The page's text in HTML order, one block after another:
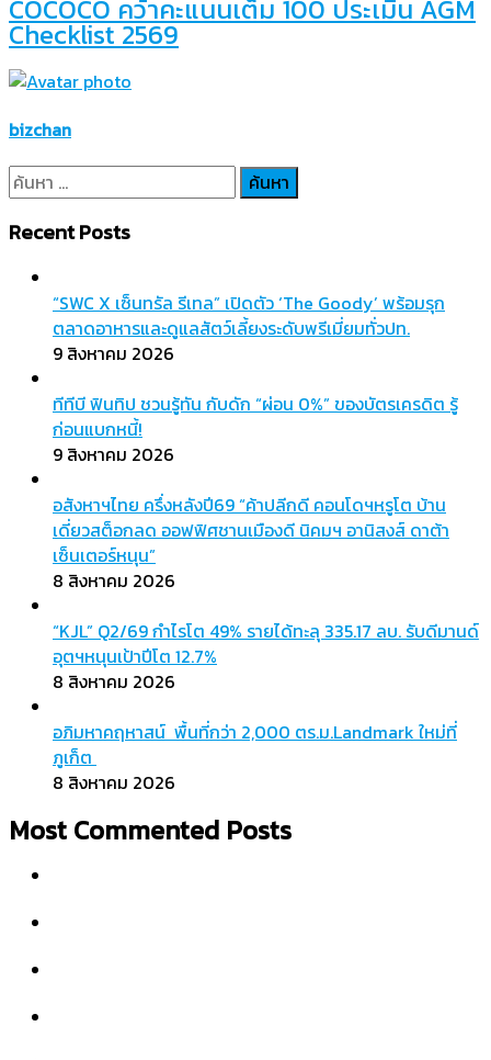
COCOCO คว้าคะแนนเต็ม 100 ประเมิน AGM
Checklist 2569
bizchan
ค้นหา
สำหรับ:
Recent Posts
“SWC X เซ็นทรัล รีเทล” เปิดตัว ‘The Goody’ พร้อมรุก
ตลาดอาหารและดูแลสัตว์เลี้ยงระดับพรีเมี่ยมทั่วปท.
9 สิงหาคม 2026
ทีทีบี ฟินทิป ชวนรู้ทัน กับดัก “ผ่อน 0%” ของบัตรเครดิต รู้
ก่อนแบกหนี้!
9 สิงหาคม 2026
อสังหาฯไทย ครึ่งหลังปี69 “ค้าปลีกดี คอนโดฯหรูโต บ้าน
เดี่ยวสต็อกลด ออฟฟิศชานเมืองดี นิคมฯ อานิสงส์ ดาต้า
เซ็นเตอร์หนุน”
8 สิงหาคม 2026
“KJL” Q2/69 กำไรโต 49% รายได้ทะลุ 335.17 ลบ. รับดีมานด์
อุตฯหนุนเป้าปีโต 12.7%
8 สิงหาคม 2026
อภิมหาคฤหาสน์ พื้นที่กว่า 2,000 ตร.ม.Landmark ใหม่ที่
ภูเก็ต
8 สิงหาคม 2026
Most Commented Posts